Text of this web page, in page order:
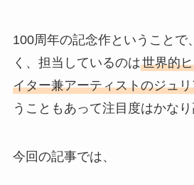
100周年の記念作ということで
く、担当しているのは世界的
イター兼アーティストのジュ
うこともあって注目度はかなり
今回の記事では、